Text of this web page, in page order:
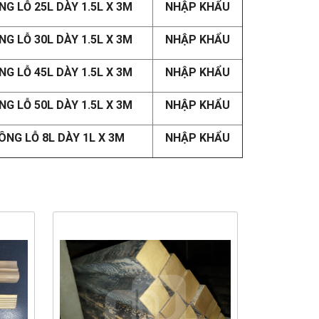
LỖ 25L DÀY 1.5L X 3M NHẬP KHẨU
LỖ 30L DÀY 1.5L X 3M NHẬP KHẨU
LỖ 45L DÀY 1.5L X 3M NHẬP KHẨU
LỖ 50L DÀY 1.5L X 3M NHẬP KHẨU
LỖ 8L DÀY 1L X 3M NHẬP KHẨU